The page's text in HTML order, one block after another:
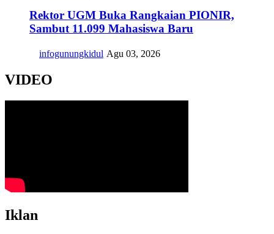
Rektor UGM Buka Rangkaian PIONIR,
Sambut 11.099 Mahasiswa Baru
infogunungkidul Agu 03, 2026
VIDEO
Iklan